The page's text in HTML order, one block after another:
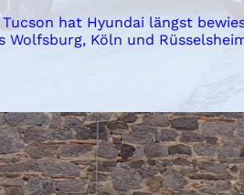
hat Hyundai längst
Wolfsburg, Köln und